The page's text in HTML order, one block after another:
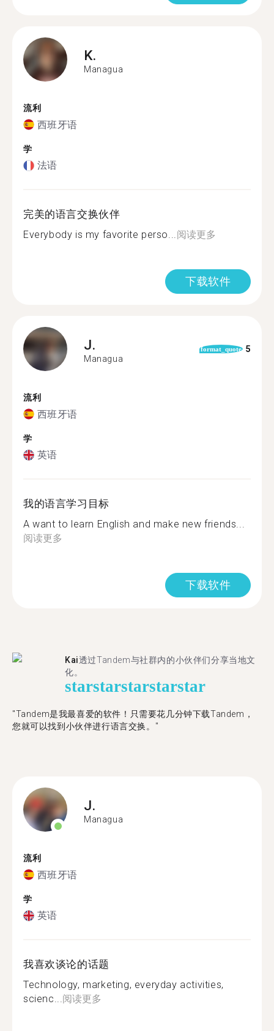
K.
Managua
流利
西班牙语
学
法语
完美的语言交换伙伴
Everybody is my favorite perso...阅读更多
下载软件
J.
Managua
format_quote 5
流利
西班牙语
学
英语
我的语言学习目标
A want to learn English and make new friends...
阅读更多
下载软件
Kai透过Tandem与社群内的小伙伴们分享当地文
化。
starstarstarstarstar
"Tandem是我最喜爱的软件！只需要花几分钟下载Tandem，
您就可以找到小伙伴进行语言交换。"
J.
Managua
流利
西班牙语
学
英语
我喜欢谈论的话题
Technology, marketing, everyday activities,
scienc...阅读更多